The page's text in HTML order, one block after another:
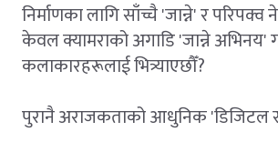
निर्माणका लागि साँच्चै 'जान्ने' र
केवल क्यामराको अगाडि 'जान्ने अभिनय'
कलाकारहरूलाई भित्र्याएछौँ?
पुरानै अराजकताको आधुनिक 'डिजिटल